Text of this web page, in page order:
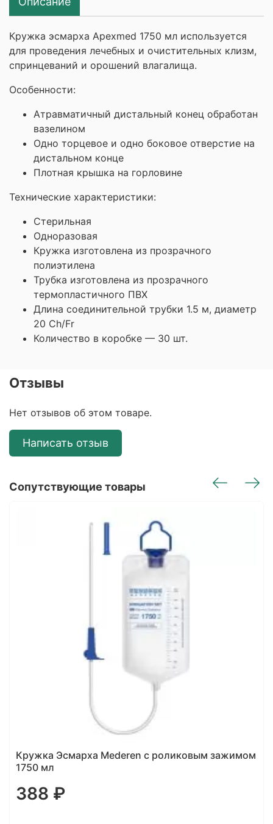
Кружка эсмарха Apexmed 1750 мл используется
для проведения лечебных и очистительных клизм,
спринцеваний и орошений влагалища.
Особенности:
Атравматичный дистальный конец обработан
вазелином
Одно торцевое и одно боковое отверстие на
дистальном конце
Плотная крышка на горловине
Технические характеристики:
Стерильная
Одноразовая
Кружка изготовлена из прозрачного
полиэтилена
Трубка изготовлена из прозрачного
термопластичного ПВХ
Длина соединительной трубки 1.5 м, диаметр
20 Ch/Fr
Количество в коробке — 30 шт.
Отзывы
Нет отзывов об этом товаре.
Написать отзыв
Сопутствующие товары
Кружка Эсмарха Mederen с роликовым зажимом
1750 мл
388 ₽